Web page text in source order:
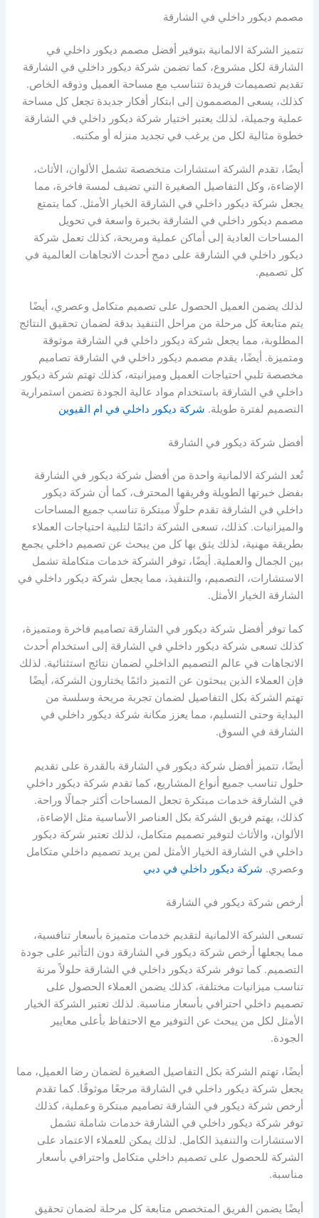
مصمم ديكور داخلي في الشارقة
تتميز الشركة الالمانية بتوفير أفضل مصمم ديكور داخلي في
الشارقة لكل مشروع، كما تضمن شركة ديكور داخلي في الشارقة
تقديم تصميمات فريدة تتناسب مع مساحة العميل وذوقه الخاص.
كذلك، يسعى المصممون إلى ابتكار أفكار جديدة تجعل كل مساحة
عملية وجميلة، لذلك يعتبر اختيار شركة ديكور داخلي في الشارقة
خطوة مثالية لكل من يرغب في تجديد منزله أو مكتبه.
أيضًا، تقدم الشركة استشارات متخصصة تشمل الألوان، الأثاث،
الإضاءة، وكل التفاصيل الصغيرة التي تضيف لمسة فاخرة، مما
يجعل شركة ديكور داخلي في الشارقة الخيار الأمثل. كما يتمتع
مصمم ديكور داخلي في الشارقة بخبرة واسعة في تحويل
المساحات العادية إلى أماكن عملية ومريحة، كذلك تعمل شركة
ديكور داخلي في الشارقة على دمج أحدث الاتجاهات العالمية في
كل تصميم.
لذلك يضمن العميل الحصول على تصميم متكامل وعصري، أيضًا
يتم متابعة كل مرحلة من مراحل التنفيذ بدقة لضمان تحقيق النتائج
المطلوبة، مما يجعل شركة ديكور داخلي في الشارقة موثوقة
ومتميزة. أيضًا، يقدم مصمم ديكور داخلي في الشارقة تصاميم
مخصصة تلبي احتياجات العميل وميزانيته، كذلك تهتم شركة ديكور
داخلي في الشارقة باستخدام مواد عالية الجودة تضمن استمرارية
التصميم لفترة طويلة. شركة ديكور داخلي في ام القيوين
أفضل شركة ديكور في الشارقة
تُعد الشركة الالمانية واحدة من أفضل شركة ديكور في الشارقة
بفضل خبرتها الطويلة وفريقها المحترف، كما أن شركة ديكور
داخلي في الشارقة تقدم حلولًا مبتكرة تناسب جميع المساحات
والميزانيات. كذلك، تسعى الشركة دائمًا لتلبية احتياجات العملاء
بطريقة مهنية، لذلك يثق بها كل من يبحث عن تصميم داخلي يجمع
بين الجمال والعملية. أيضًا، توفر الشركة خدمات متكاملة تشمل
الاستشارات، التصميم، والتنفيذ، مما يجعل شركة ديكور داخلي في
الشارقة الخيار الأمثل.
كما توفر أفضل شركة ديكور في الشارقة تصاميم فاخرة ومتميزة،
كذلك تسعى شركة ديكور داخلي في الشارقة إلى استخدام أحدث
الاتجاهات في عالم التصميم الداخلي لضمان نتائج استثنائية. لذلك
فإن العملاء الذين يبحثون عن التميز دائمًا يختارون الشركة، أيضًا
تهتم الشركة بكل التفاصيل لضمان تجربة مريحة وسلسة من
البداية وحتى التسليم، مما يعزز مكانة شركة ديكور داخلي في
الشارقة في السوق.
أيضًا، تتميز أفضل شركة ديكور في الشارقة بالقدرة على تقديم
حلول تناسب جميع أنواع المشاريع، كما تقدم شركة ديكور داخلي
في الشارقة خدمات مبتكرة تجعل المساحات أكثر جمالًا وراحة.
كذلك، يهتم فريق الشركة بكل العناصر الأساسية مثل الإضاءة،
الألوان، والأثاث لتوفير تصميم متكامل، لذلك تعتبر شركة ديكور
داخلي في الشارقة الخيار الأمثل لمن يريد تصميم داخلي متكامل
وعصري. شركة ديكور داخلي في دبي
أرخص شركة ديكور في الشارقة
تسعى الشركة الالمانية لتقديم خدمات متميزة بأسعار تنافسية،
مما يجعلها أرخص شركة ديكور في الشارقة دون التأثير على جودة
التصميم. كما توفر شركة ديكور داخلي في الشارقة حلولاً مرنة
تناسب ميزانيات مختلفة، كذلك يضمن العملاء الحصول على
تصميم داخلي احترافي بأسعار مناسبة. لذلك تعتبر الشركة الخيار
الأمثل لكل من يبحث عن التوفير مع الاحتفاظ بأعلى معايير
الجودة.
أيضًا، تهتم الشركة بكل التفاصيل الصغيرة لضمان رضا العميل، مما
يجعل شركة ديكور داخلي في الشارقة مرجعًا موثوقًا. كما تقدم
أرخص شركة ديكور في الشارقة تصاميم مبتكرة وعملية، كذلك
توفر شركة ديكور داخلي في الشارقة خدمات شاملة تشمل
الاستشارات والتنفيذ الكامل. لذلك يمكن للعملاء الاعتماد على
الشركة للحصول على تصميم داخلي متكامل واحترافي بأسعار
مناسبة.
أيضًا يضمن الفريق المتخصص متابعة كل مرحلة لضمان تحقيق